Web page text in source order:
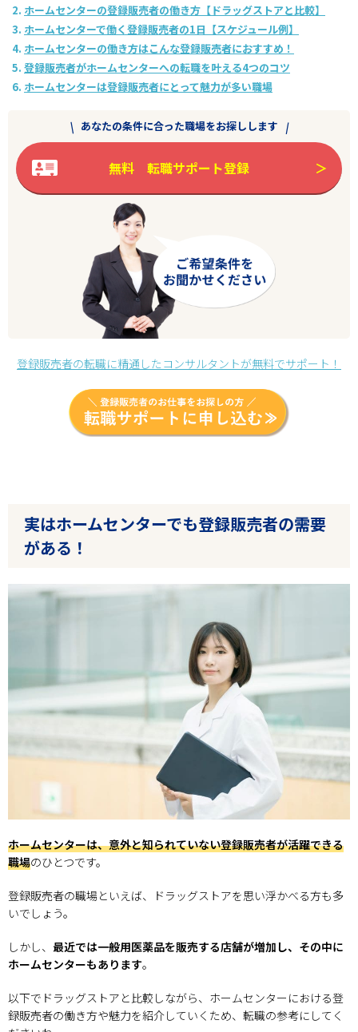
ホームセンターの登録販売者の働き方【ドラッグストアと比較】
ホームセンターで働く登録販売者の1日【スケジュール例】
ホームセンターの働き方はこんな登録販売者におすすめ！
登録販売者がホームセンターへの転職を叶える4つのコツ
ホームセンターは登録販売者にとって魅力が多い職場
あなたの条件に合った職場をお探しします
無料 転職サポート登録
登録販売者の転職に精通したコンサルタントが無料でサポート！
実はホームセンターでも登録販売者の需要
がある！
ホームセンターは、意外と知られていない登録販売者が活躍できる
職場のひとつです。
登録販売者の職場といえば、ドラッグストアを思い浮かべる方も多
いでしょう。
しかし、 最近では一般用医薬品を販売する店舗が増加し、その中に
ホームセンターもあります。
以下でドラッグストアと比較しながら、ホームセンターにおける登
録販売者の働き方や魅力を紹介していくため、転職の参考にしてく